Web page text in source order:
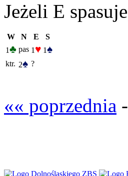
Jeżeli E
W N E
S
1♣ pas 1 ♥ 1♠
ktr. 2♠ ?
«« poprzednia -